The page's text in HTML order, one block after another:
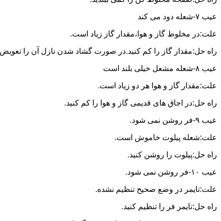
عیب ۷-شعله دود می کند
علت:در مخلوط گاز و هوا،مقدار گاز زیاد است.
راه حل:مقدار گاز را کم کنید.در صورت گشاد شدن نازل آن را تعویض
عیب ۸-شعله مشعل خیلی بلند است
علت:مقدار گاز و هوا هر دو زیاد است.
راه حل:در اجاق های قدیمی گاز و هوا را کم کنید.
عیب ۹-فر روشن نمی شود.
علت:شعله پیلوت خاموش است.
راه حل:پیلوت را روشن کنید.
عیب ۱۰-فر روشن نمی شود.
علت:تایمر در وضع صحیح تنظیم نشده.
راه حل:تایمر فر را تنظیم کنید.